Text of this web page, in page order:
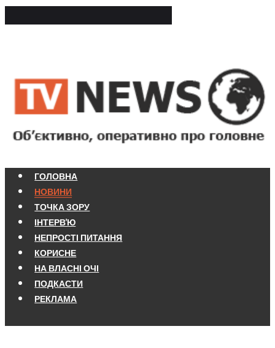
ГОЛОВНА
НОВИНИ
ТОЧКА ЗОРУ
ІНТЕРВ'Ю
НЕПРОСТІ ПИТАННЯ
КОРИСНЕ
НА ВЛАСНІ ОЧІ
ПОДКАСТИ
РЕКЛАМА